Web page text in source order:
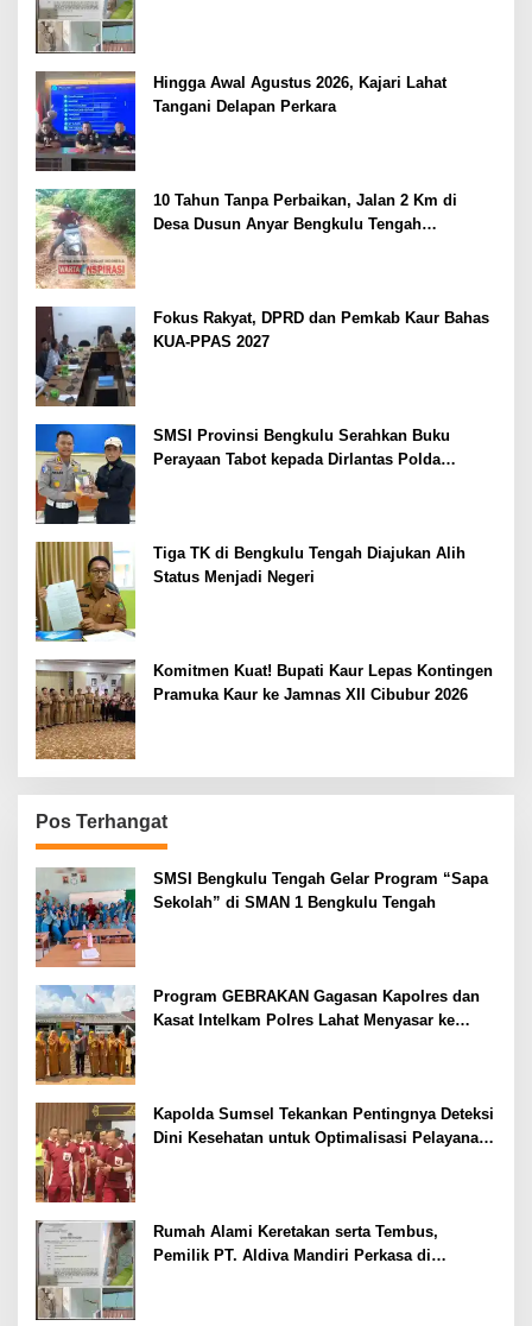
Hingga Awal Agustus 2026, Kajari Lahat
Tangani Delapan Perkara
10 Tahun Tanpa Perbaikan, Jalan 2 Km di
Desa Dusun Anyar Bengkulu Tengah
Fokus Rakyat, DPRD dan Pemkab Kaur Bahas
KUA-PPAS 2027
SMSI Provinsi Bengkulu Serahkan Buku
Perayaan Tabot kepada Dirlantas Polda
Tiga TK di Bengkulu Tengah Diajukan Alih
Status Menjadi Negeri
Komitmen Kuat! Bupati Kaur Lepas Kontingen
Pramuka Kaur ke Jamnas XII Cibubur 2026
Pos Terhangat
SMSI Bengkulu Tengah Gelar Program “Sapa
Sekolah” di SMAN 1 Bengkulu Tengah
Program GEBRAKAN Gagasan Kapolres dan
Kasat Intelkam Polres Lahat Menyasar ke
Kapolda Sumsel Tekankan Pentingnya Deteksi
Dini Kesehatan untuk Optimalisasi Pelayanan
Rumah Alami Keretakan serta Tembus,
Pemilik PT. Aldiva Mandiri Perkasa di